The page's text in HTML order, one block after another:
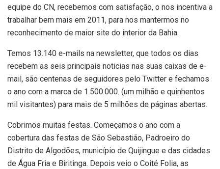
equipe do CN, recebemos com satisfação, o nos incentiva a
trabalhar bem mais em 2011, para nos mantermos no
reconhecimento de maior site do interior da Bahia.
Temos 13.140 e-mails na newsletter, que todos os dias
recebem as seis principais noticias nas suas caixas de e-
mail, são centenas de seguidores pelo Twitter e fechamos
o ano com a marca de 1.500.000. (um milhão e quinhentos
mil visitantes) para mais de 5 milhões de páginas abertas.
Cobrimos muitas festas. Começamos o ano com a
cobertura das festas de São Sebastião, Padroeiro do
Distrito de Algodões, município de Quijingue e das cidades
de Água Fria e Biritinga. Depois veio o Coité Folia, as